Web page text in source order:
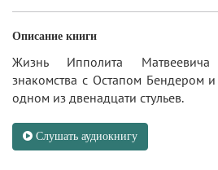
Описание книги
Жизнь Ипполита
знакомства с Остапом Бендером
одном из двенадцати стульев.
Слушать аудиокнигу